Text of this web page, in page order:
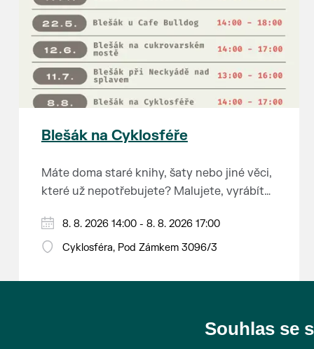
Lanžhotčané.
Těšíme se na Vás!
Blešák na Cyklosféře
Máte doma staré knihy, šaty nebo jiné věci,
které už nepotřebujete? Malujete, vyrábíte
Chcete se zbavit staré sbírky, která
zbytečně leží na půdě? Překáží vám ve
Anebo byste rádi našli poklady za pár
Prodejce prosíme tradičně o příchod 30
8. 8. 2026 14:00 - 8. 8. 2026 17:00
Cyklosféra, Pod Zámkem 3096/3
Souhlas se